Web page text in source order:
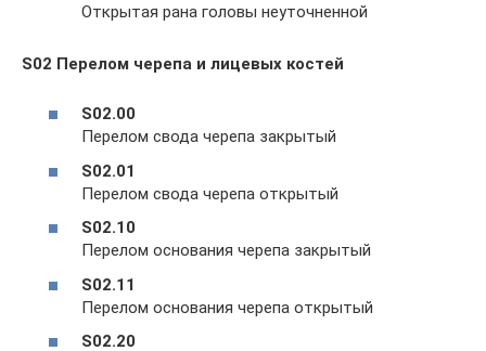
Открытая рана головы неуточненной
S02 Перелом черепа и лицевых костей
S02.00
Перелом свода черепа закрытый
S02.01
Перелом свода черепа открытый
S02.10
Перелом основания черепа закрытый
S02.11
Перелом основания черепа открытый
S02.20